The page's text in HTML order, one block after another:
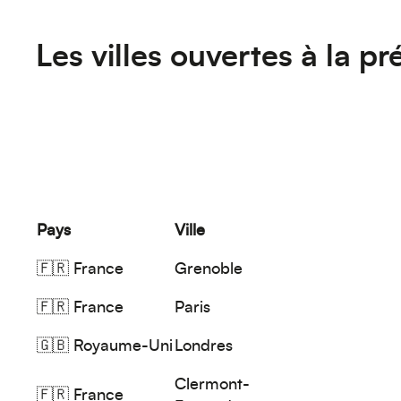
Les villes ouvertes à la
Pays Ville
🇫🇷 France Grenoble
🇫🇷 France Paris
🇬🇧 Royaume-Uni Londres
🇫🇷 France
Clermont-